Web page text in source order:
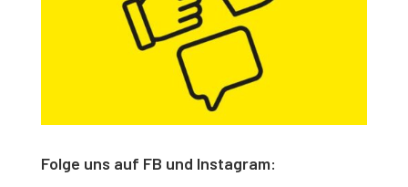
Folge uns auf FB und Instagram: